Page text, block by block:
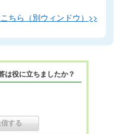
ちら（別ウィンドウ）>>
は役に立ちましたか？